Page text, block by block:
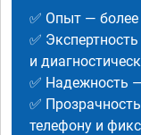
✅ Опыт — более
✅
и
✅ Надежность
✅
телефону и